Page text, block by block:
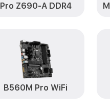
Pro Z690-A DDR4
B560M Pro WiFi